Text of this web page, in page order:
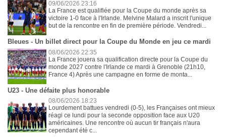
09/06/2026 23:16
La France est qualifiée pour la Coupe du monde après sa
victoire 1-0 face à l'Irlande. Melvine Malard a inscrit l'unique
but de la rencontre en fin de première période. Vendredi...
Bleues - Un billet direct pour la Coupe du Monde en jeu ce mardi
08/06/2026 22:35
La France jouera sa qualification directe pour la Coupe du
monde 2027 contre l'Irlande ce mardi à Grenoble (21h10,
France 4) Après une campagne en forme de monta...
U23 - Une défaite plus honorable
08/06/2026 18:23
Lourdement battues vendredi (0-5), les Françaises ont mieux
réagi ce lundi pour la seconde opposition face aux U20
américaines. Une rencontre où aucun tir français n'aura
cependant été c...